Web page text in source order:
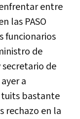
entre
las PASO
funcionarios
de
de
a
bastante
rechazo en la